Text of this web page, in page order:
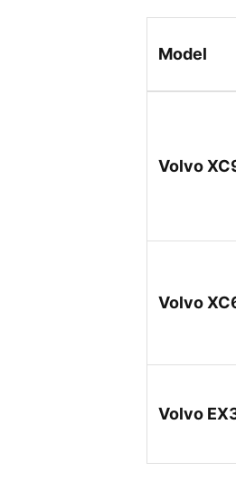
Model
Volvo
Volvo
Volvo